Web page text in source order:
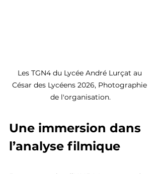
Les TGN4 du Lycée André Lurçat au
César des Lycéens 2026, Photographie
de l'organisation.
Une immersion dans
l’analyse filmique